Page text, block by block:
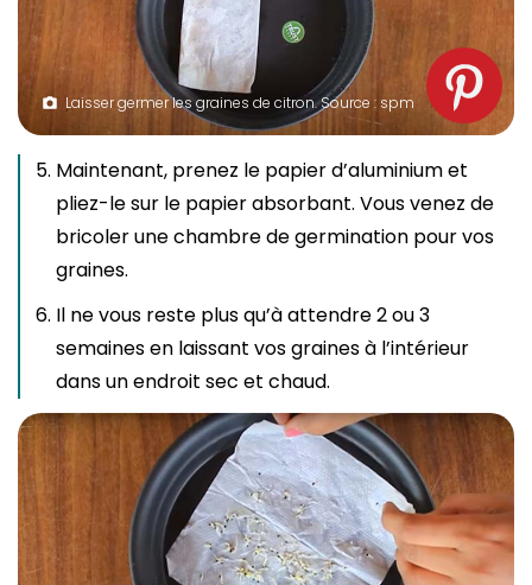
Laisser germer les graines de citron. Source : spm
Maintenant, prenez le papier d’aluminium et
pliez-le sur le papier absorbant. Vous venez de
bricoler une chambre de germination pour vos
graines.
Il ne vous reste plus qu’à attendre 2 ou 3
semaines en laissant vos graines à l’intérieur
dans un endroit sec et chaud.